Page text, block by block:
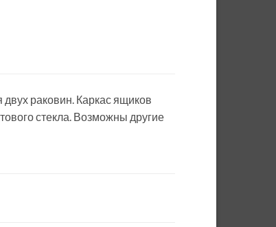
раковин. Каркас ящиков
стекла. Возможны другие